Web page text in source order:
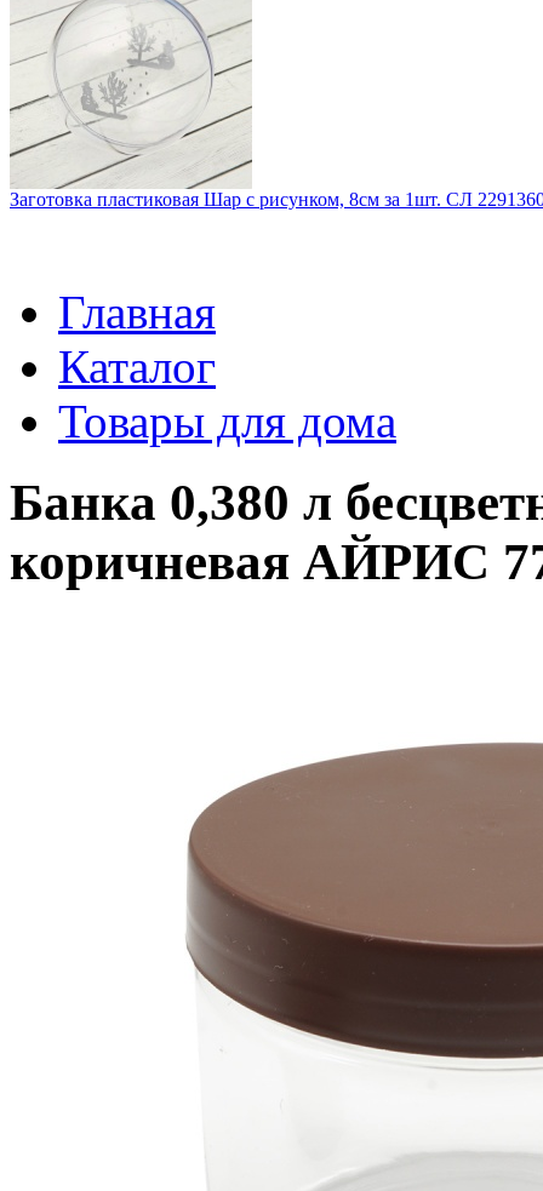
Заготовка пластиковая Шар с рисунком, 8см за 1шт. СЛ
Главная
Каталог
Товары для дома
Банка 0,380 л
коричневая АЙРИС